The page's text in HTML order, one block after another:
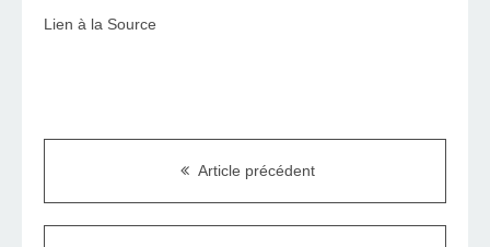
Lien à la Source
Article précédent